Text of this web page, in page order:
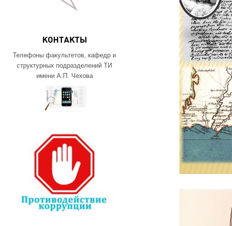
КОНТАКТЫ
Телефоны факультетов, кафедр и
структурных подразделений ТИ
имени А.П. Чехова